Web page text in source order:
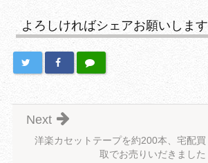
よろしければシェアお願いします
洋楽カセットテープを約200本、宅配買
取でお売りいだきました
Next